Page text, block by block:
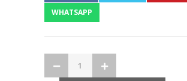
WHATSAPP